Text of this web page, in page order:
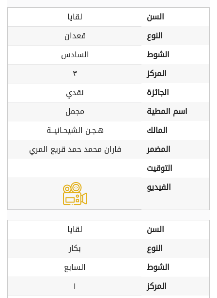
السن
لقايا
النوع
قعدان
الشوط
السادس
المركز
٣
الجائزة
نقدي
اسم المطية
مجمل
المالك
هـجـن الشيحـانيــة
المضمر
فاران محمد حمد قريع المري
التوقيت
الفيديو
السن
لقايا
النوع
بكار
الشوط
السابع
المركز
١